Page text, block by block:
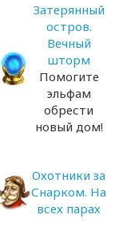
Затерянный
остров.
Вечный
шторм
Помогите
эльфам
обрести
новый дом!
Охотники за
Снарком. На
всех парах